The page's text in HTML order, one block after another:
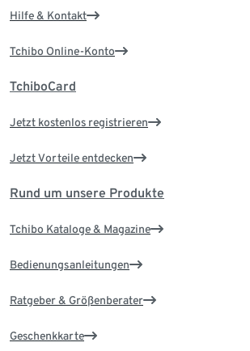
Hilfe & Kontakt
Tchibo Online-Konto
TchiboCard
Jetzt kostenlos registrieren
Jetzt Vorteile entdecken
Rund um unsere Produkte
Tchibo Kataloge & Magazine
Bedienungsanleitungen
Ratgeber & Größenberater
Geschenkkarte